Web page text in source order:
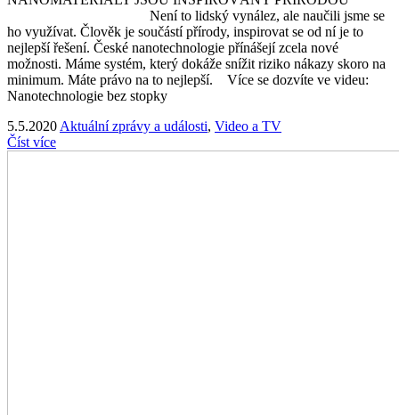
Není to lidský vynález, ale naučili jsme se
ho využívat. Člověk je součástí přírody, inspirovat se od ní je to
nejlepší řešení. České nanotechnologie přínášejí zcela nové
možnosti. Máme systém, který dokáže snížit riziko nákazy skoro na
minimum. Máte právo na to nejlepší. Více se dozvíte ve videu:
Nanotechnologie bez stopky
5.5.2020 Aktuální zprávy a události, Video a TV
Číst více